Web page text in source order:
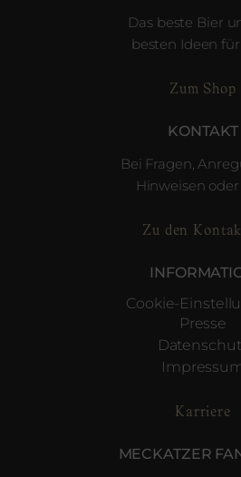
Das beste Bier
besten Ideen
Zum Shop
KONTAKT
Bei Fragen,
Hinweisen oder
Zu den
Cookie-
Presse
Karriere
MECKATZER